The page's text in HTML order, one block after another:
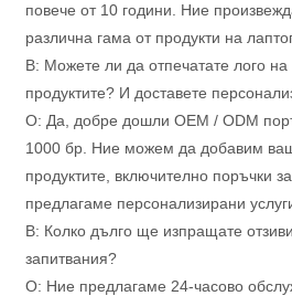
повече от 10 години. Ние
различна гама от продукти на
В: Можете ли да отпечатате лого на
продуктите? И доставете
О: Да, добре дошли OEM / ODM
1000 бр. Ние можем да добавим
продуктите, включително поръчки
предлагаме персонализирани
В: Колко дълго ще изпращате
запитвания?
О: Ние предлагаме 24-часово